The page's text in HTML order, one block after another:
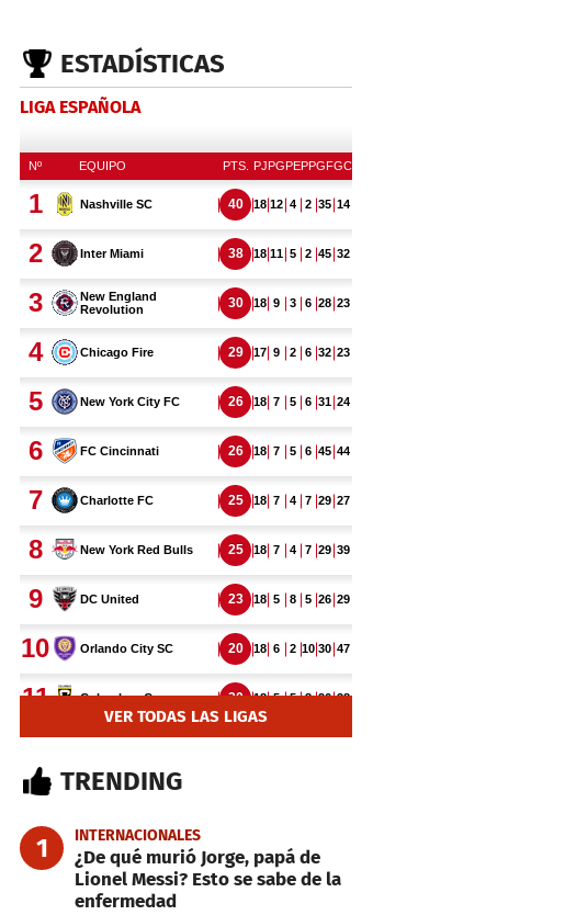
ESTADÍSTICAS
LIGA ESPAÑOLA
VER TODAS LAS LIGAS
TRENDING
1 INTERNACIONALES
¿De qué murió Jorge, papá de
Lionel Messi? Esto se sabe de la
enfermedad